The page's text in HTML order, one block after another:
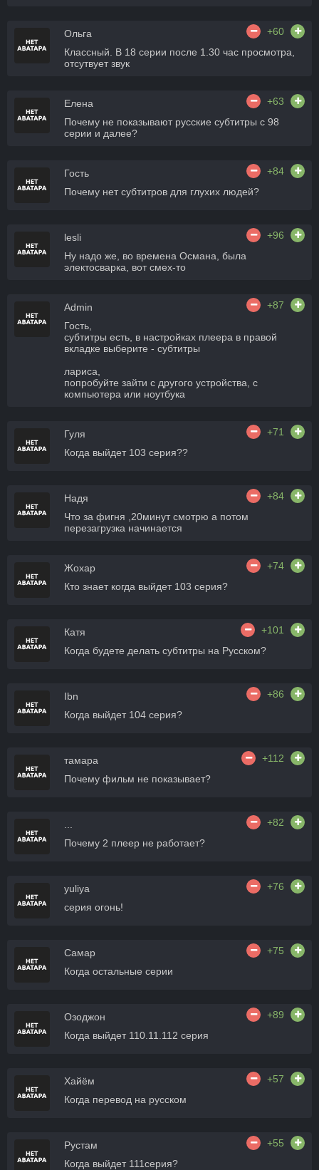
Ольга
+60
Классный. В 18 серии после 1.30 час просмотра,
отсутвует звук
Елена
+63
Почему не показывают русские субтитры с 98
серии и далее?
Гость
+84
Почему нет субтитров для глухих людей?
lesli
+96
Ну надо же, во времена Османа, была
электосварка, вот смех-то
Admin
+87
Гость,
субтитры есть, в настройках плеера в правой
вкладке выберите - субтитры
лариса,
попробуйте зайти с другого устройства, с
компьютера или ноутбука
Гуля
+71
Когда выйдет 103 серия??
Надя
+84
Что за фигня ,20минут смотрю а потом
перезагрузка начинается
Жохар
+74
Кто знает когда выйдет 103 серия?
Катя
+101
Когда будете делать субтитры на Русском?
Ibn
+86
Когда выйдет 104 серия?
тамара
+112
Почему фильм не показывает?
+82
Почему 2 плеер не работает?
yuliya
+76
серия огонь!
Самар
+75
Когда остальные серии
Озоджон
+89
Когда выйдет 110.11.112 серия
Хайём
+57
Когда перевод на русском
Рустам
+55
Когда выйдет 111серия?